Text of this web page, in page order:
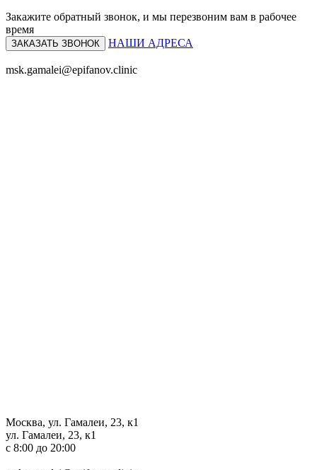
Закажите обратный звонок, и мы перезвоним вам в рабочее
время
ЗАКАЗАТЬ ЗВОНОК
НАШИ АДРЕСА
msk.gamalei@epifanov.clinic
Москва, ул. Гамалеи, 23, к1
ул. Гамалеи, 23, к1
c 8:00 до 20:00